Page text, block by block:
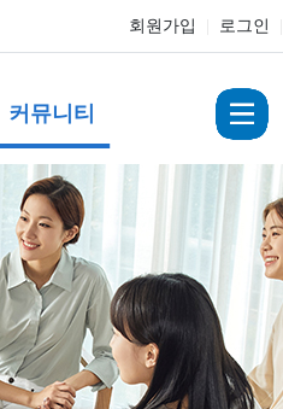
회원가입 로그인
커뮤니티